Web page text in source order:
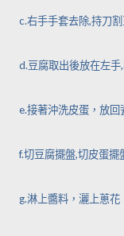
c.右手手套去除,持刀
d.豆腐取出後放在左手,
e.接著沖洗皮蛋，放回
f.切豆腐擺盤,切皮蛋擺
g.淋上醬料，灑上蔥花